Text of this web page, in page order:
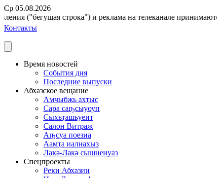
Ср 05.08.2026
("бегущая строка") и реклама на телеканале
Контакты
Время новостей
События дня
Последние выпуски
Абхазское вещание
Амчыбжь ахҭыс
Сара саҧсыуоуп
Сыхьҭашьуеит
Салон Витраж
Аҧсуа поезиа
Аамҭа иалнахыз
Лакә-Лакә сышнеиуаз
Спецпроекты
Реки Абхазии